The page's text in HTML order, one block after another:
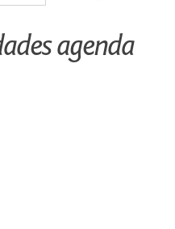
agenda